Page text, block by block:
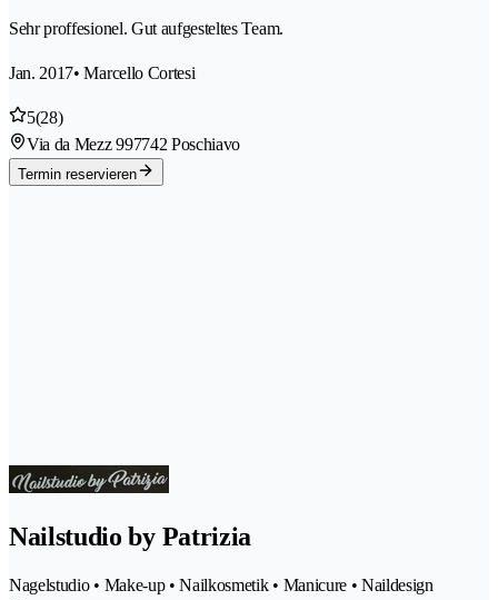
Sehr proffesionel. Gut aufgesteltes Team.
Jan. 2017• Marcello Cortesi
5(28)
Via da Mezz 997742 Poschiavo
Termin reservieren
Nailstudio by Patrizia
Nagelstudio • Make-up • Nailkosmetik • Manicure • Naildesign